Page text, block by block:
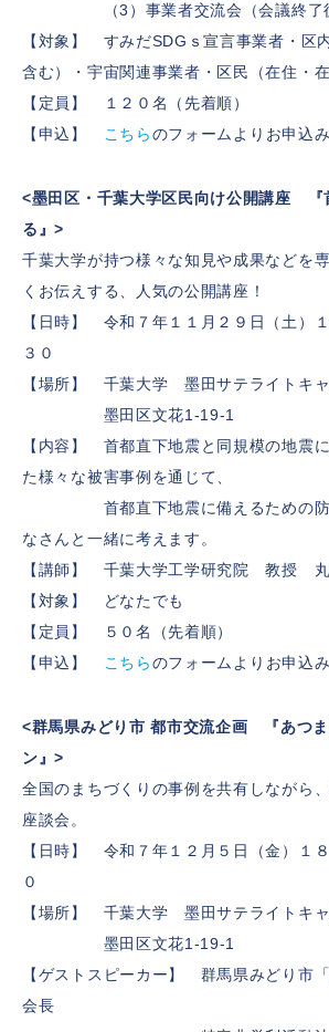
（3）事業者交流会（会議終了
【対象】 すみだSDGｓ宣言事業者・区
含む）・宇宙関連事業者・区民（在住・在
【定員】 １２０名（先着順）
【申込】
こちらのフォームよりお申込み
<墨田区・千葉大学区民向け公開講座 『
る』>
千葉大学が持つ様々な知見や成果などを
くお伝えする、人気の公開講座！
【日時】 令和７年１１月２９日（土）
３０
【場所】 千葉大学 墨田サテライトキ
墨田区文花1-19-1
【内容】 首都直下地震と同規模の地震
た様々な被害事例を通じて、
首都直下地震に備えるための防災
なさんと一緒に考えます。
【講師】 千葉大学工学研究院 教授 丸
【対象】 どなたでも
【定員】 ５０名（先着順）
【申込】
こちらのフォームよりお申込み
<群馬県みどり市 都市交流企画 『あつま
ン』>
全国のまちづくりの事例を共有しながら
座談会。
【日時】 令和７年１２月５日（金）１
０
【場所】 千葉大学 墨田サテライトキ
墨田区文花1-19-1
【ゲストスピーカー】 群馬県みどり市
会長